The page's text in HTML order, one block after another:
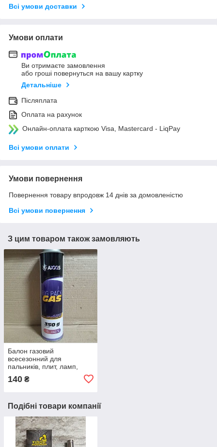
Всі умови доставки
Умови оплати
Ви отримаєте замовлення
або гроші повернуться на вашу картку
Детальніше
Післяплата
Оплата на рахунок
Онлайн-оплата карткою Visa, Mastercard - LiqPay
Всі умови оплати
Умови повернення
Повернення товару впродовж 14 днів за домовленістю
Всі умови повернення
З цим товаром також замовляють
Балон газовий
всесезонний для
пальників, плит, ламп,
140 ₴
Подібні товари компанії